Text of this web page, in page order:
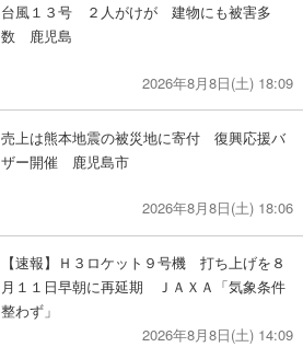
台風１３号 ２人がけが 建物にも被害多
数 鹿児島
2026年8月8日(土) 18:09
売上は熊本地震の被災地に寄付 復興応援バ
ザー開催 鹿児島市
2026年8月8日(土) 18:06
【速報】Ｈ３ロケット９号機 打ち上げを８
月１１日早朝に再延期 ＪＡＸＡ「気象条件
整わず」
2026年8月8日(土) 14:09